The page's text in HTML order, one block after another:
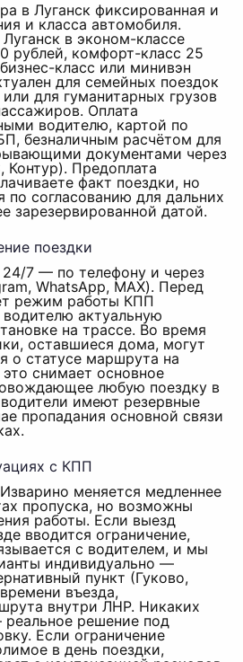
в Луганск фиксированная и
и класса автомобиля.
в эконом-классе
рублей, комфорт-класс 25
класс или минивэн
для семейных поездок
для гуманитарных грузов
Оплата
водителю, картой по
безналичным расчётом для
документами через
Предоплата
факт поездки, но
по согласованию для дальних
зарезервированной датой.
поездки
7 — по телефону и через
WhatsApp, MAX). Перед
режим работы КПП
актуальную
на трассе. Во время
оставшиеся дома, могут
о статусе маршрута на
снимает основное
любую поездку в
имеют резервные
пропадания основной связи
с КПП
меняется медленнее
пропуска, но возможны
работы. Если выезд
вводится ограничение,
с водителем, и мы
индивидуально —
пункт (Гуково,
въезда,
внутри ЛНР. Никаких
решение под
Если ограничение
в день поездки,